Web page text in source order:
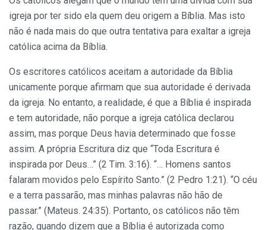
igreja por ter sido ela quem deu origem a Bíblia. Mas isto
não é nada mais do que outra tentativa para exaltar a igreja
católica acima da Bíblia.
Os escritores católicos aceitam a autoridade da Bíblia
unicamente porque afirmam que sua autoridade é derivada
da igreja. No entanto, a realidade, é que a Bíblia é inspirada
e tem autoridade, não porque a igreja católica declarou
assim, mas porque Deus havia determinado que fosse
assim. A própria Escritura diz que “Toda Escritura é
inspirada por Deus…” (2 Tim. 3:16). “… Homens santos
falaram movidos pelo Espírito Santo.” (2 Pedro 1:21). “O céu
e a terra passarão, mas minhas palavras não hão de
passar.” (Mateus. 24:35). Portanto, os católicos não têm
razão, quando dizem que a Bíblia é autorizada como